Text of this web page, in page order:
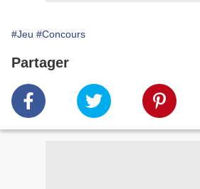
#Jeu #Concours
Partager